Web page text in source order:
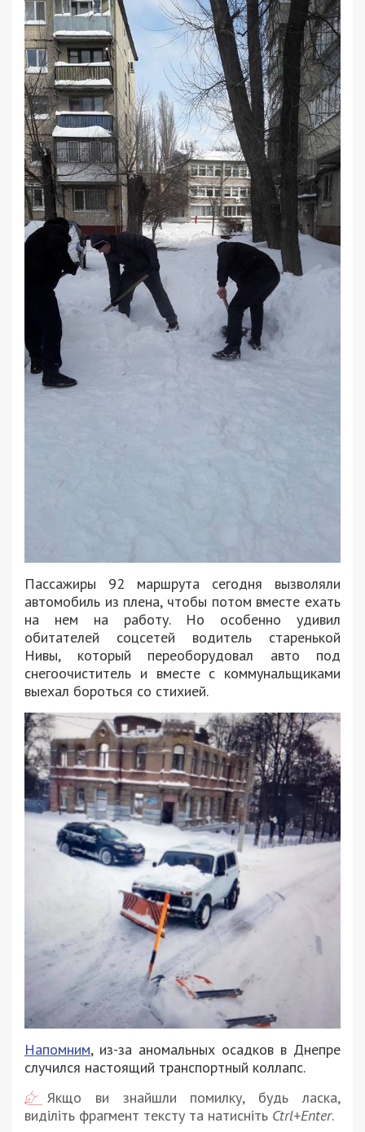
Пассажиры 92 маршрута сегодня вызволяли
автомобиль из плена, чтобы потом вместе ехать
на нем на работу. Но особенно удивил
обитателей соцсетей водитель старенькой
Нивы, который переоборудовал авто под
снегоочиститель и вместе с коммунальщиками
выехал бороться со стихией.
Напомним, из-за аномальных осадков в Днепре
случился настоящий транспортный коллапс.
Якщо ви знайшли помилку, будь ласка,
виділіть фрагмент тексту та натисніть Ctrl+Enter.